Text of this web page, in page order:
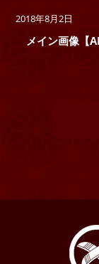
2018年8月2日
メイン画像【